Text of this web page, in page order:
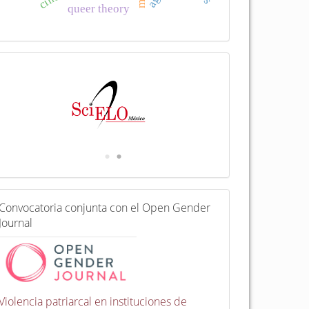
queer theory
C
o
Convocatoria conjunta con el Open Gender
Journal
patriarcal en instituciones de